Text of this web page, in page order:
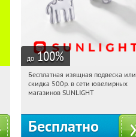
до 100%
15:14:21 Получили:
Россия
Бесплатная изящная подвеска или
скидка 500р. в сети ювелирных
магазинов SUNLIGHT
Бесплатно